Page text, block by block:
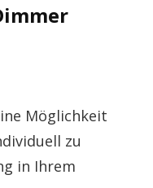
Möglichkeit
zu
in Ihrem